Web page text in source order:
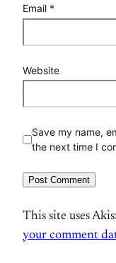
Email *
Website
Save my name,
the next time I
This site uses
your comment